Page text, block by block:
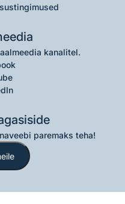
kanalitel.
paremaks teha!